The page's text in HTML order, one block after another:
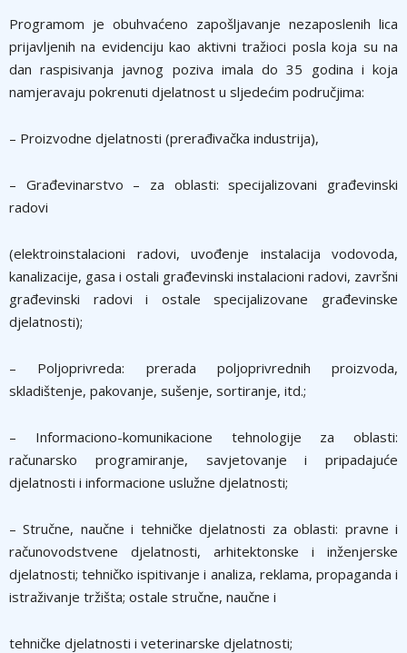
Programom je obuhvaćeno zapošljavanje nezaposlenih lica
prijavljenih na evidenciju kao aktivni tražioci posla koja su na
dan raspisivanja javnog poziva imala do 35 godina i koja
namjeravaju pokrenuti djelatnost u sljedećim područjima:
– Proizvodne djelatnosti (prerađivačka industrija),
– Građevinarstvo – za oblasti: specijalizovani građevinski
radovi
(elektroinstalacioni radovi, uvođenje instalacija vodovoda,
kanalizacije, gasa i ostali građevinski instalacioni radovi, završni
građevinski radovi i ostale specijalizovane građevinske
djelatnosti);
– Poljoprivreda: prerada poljoprivrednih proizvoda,
skladištenje, pakovanje, sušenje, sortiranje, itd.;
– Informaciono-komunikacione tehnologije za oblasti:
računarsko programiranje, savjetovanje i pripadajuće
djelatnosti i informacione uslužne djelatnosti;
– Stručne, naučne i tehničke djelatnosti za oblasti: pravne i
računovodstvene djelatnosti, arhitektonske i inženjerske
djelatnosti; tehničko ispitivanje i analiza, reklama, propaganda i
istraživanje tržišta; ostale stručne, naučne i
tehničke djelatnosti i veterinarske djelatnosti;